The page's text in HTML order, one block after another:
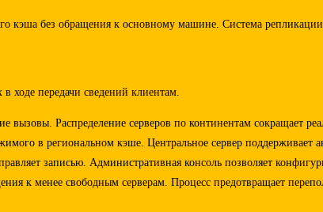
без обращения к основному машине. Система
ходе передачи сведений клиентам.
Распределение серверов по континентам сокращает
в региональном кэше. Центральное сервер поддерживает
записью. Административная консоль позволяет
к менее свободным серверам. Процесс предотвращает